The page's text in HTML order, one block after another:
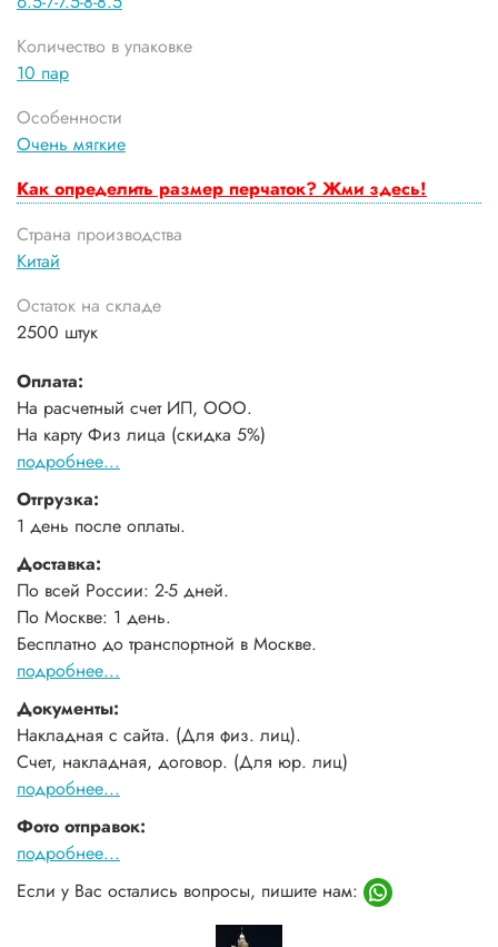
Количество в упаковке
10 пар
Особенности
Очень мягкие
Как определить размер перчаток? Жми здесь!
Страна производства
Китай
Остаток на складе
2500 штук
Оплата:
На расчетный счет ИП, ООО.
На карту Физ лица (скидка 5%)
подробнее...
Отгрузка:
1 день после оплаты.
Доставка:
По всей России: 2-5 дней.
По Москве: 1 день.
Бесплатно до транспортной в Москве.
подробнее...
Документы:
Накладная с сайта. (Для физ. лиц).
Счет, накладная, договор. (Для юр. лиц)
подробнее...
Фото отправок:
подробнее...
Если у Вас остались вопросы, пишите нам: